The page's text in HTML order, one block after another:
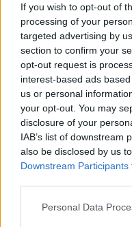
If you wish to opt-out of
processing of your
targeted advertising by
section to confirm your
opt-out request is
interest-based ads
us or personal
your opt-out. You may
disclosure of your
IAB’s list of downstream
also be disclosed by us
Downstream Participants
Personal Data